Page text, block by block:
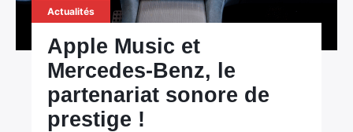
Actualités
Apple Music et
Mercedes-Benz, le
partenariat sonore de
prestige !